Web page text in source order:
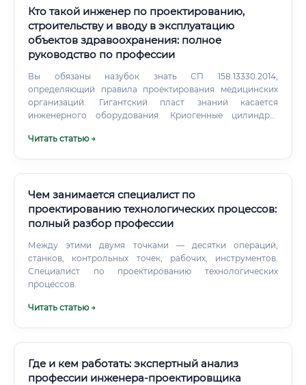
Кто такой инженер по проектированию,
строительству и вводу в эксплуатацию
объектов здравоохранения: полное
руководство по профессии
Вы обязаны назубок знать СП 158.13330.2014,
определяющий правила проектирования медицинских
организаций. Гигантский пласт знаний касается
инженерного оборудования. Криогенные цилиндры,
дизель-роторные ИБП — вы должны понимать принципы
Читать статью →
Чем занимается специалист по
проектированию технологических процессов:
полный разбор профессии
Между этими двумя точками — десятки операций,
станков, контрольных точек, рабочих, инструментов.
Специалист по проектированию технологических
процессов.
Читать статью →
Где и кем работать: экспертный анализ
профессии инженера-проектировщика